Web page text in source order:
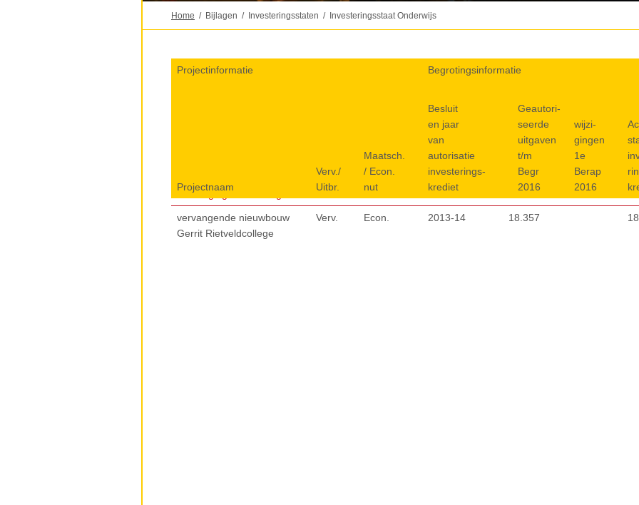
Home Bijlagen Investeringsstaten Investeringsstaat Onderwijs
Projectinformatie Begrotingsinformatie
Projectnaam
Verv./
Uitbr.
Maatsch.
/ Econ.
nut
Besluit
en jaar
van
autorisatie
investerings-
krediet
Geautori-
seerde
uitgaven
t/m
Begr
2016
wijzi-
gingen
1e
Berap
2016
Projectinformatie Begrotingsinformatie
Uitbr.
/ Econ.
nut
Besluit en
jaar van
autorisatie
investerings-
krediet
Geautori-
seerde
uitgaven
t/m Begr
2016
gingen
1e
Berap
2016
Vervangingsinvesteringen
vervangende nieuwbouw
Gerrit Rietveldcollege
Verv. Econ. 2013-14 18.357